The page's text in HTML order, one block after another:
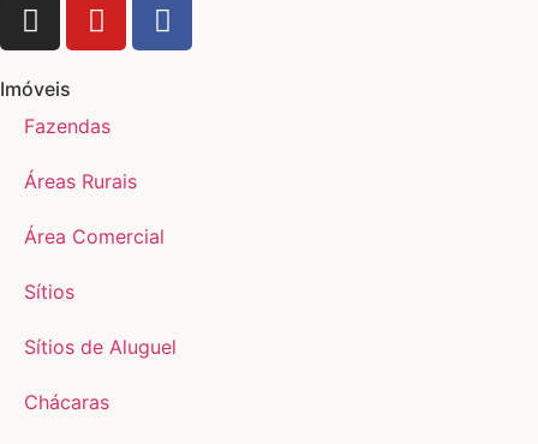
Imóveis
Fazendas
Áreas Rurais
Área Comercial
Sítios
Sítios de Aluguel
Chácaras